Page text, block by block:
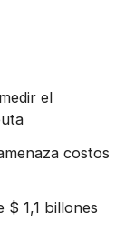
el
costos
$ 1,1 billones